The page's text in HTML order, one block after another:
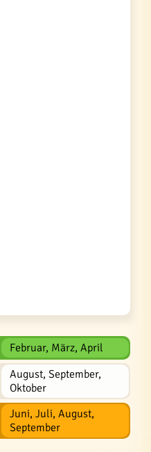
Februar, März, April
August, September,
Oktober
Juni, Juli, August,
September